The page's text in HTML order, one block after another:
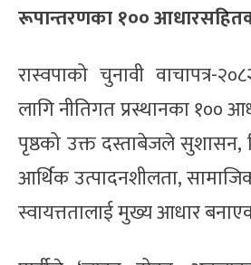
रूपान्तरणका १००
रास्वपाको चुनावी वाचापत्र-
लागि नीतिगत प्रस्थानका १००
पृष्ठको उक्त दस्ताबेजले सुशासन,
आर्थिक उत्पादनशीलता,
स्वायत्ततालाई मुख्य आधार